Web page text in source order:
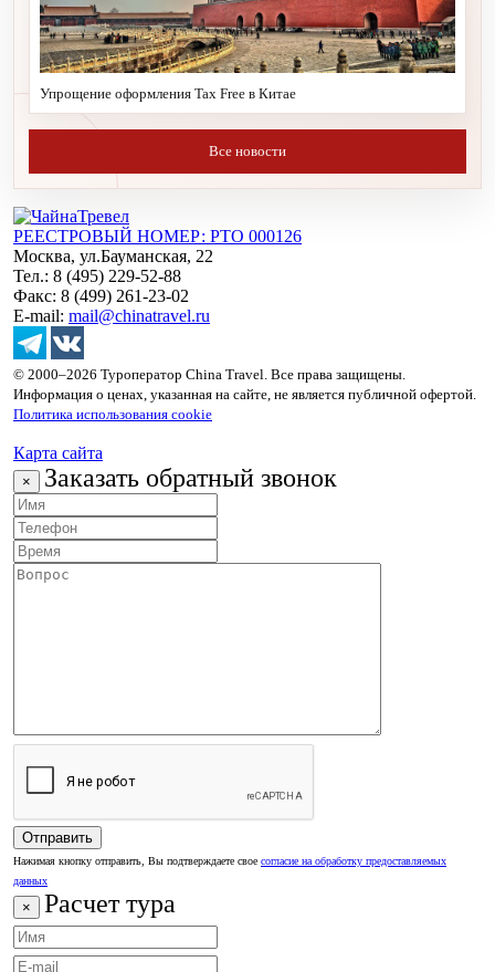
Упрощение оформления Tax Free в Китае
Все новости
РЕЕСТРОВЫЙ НОМЕР: РТО 000126
Москва, ул.Бауманская, 22
Тел.: 8 (495) 229-52-88
Факс: 8 (499) 261-23-02
E-mail: mail@chinatravel.ru
© 2000–2026 Туроператор China Travel. Все права защищены.
Информация о ценах, указанная на сайте, не является публичной офертой.
Политика использования cookie
Карта сайта
× Заказать обратный звонок
Нажимая кнопку отправить, Вы подтверждаете свое согласие на обработку предоставляемых
данных
× Расчет тура